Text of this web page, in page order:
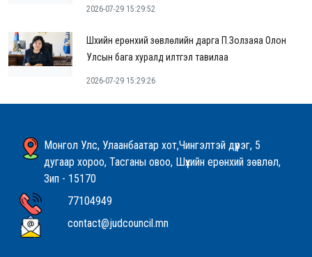
2026-07-29 15:29:52
Шүүхийн ерөнхий зөвлөлийн дарга П.Золзаяа Олон
Улсын бага хуралд илтгэл тавилаа
2026-07-29 15:29:26
Монгол Улс, Улаанбаатар хот,Чингэлтэй дүүрэг, 5
дугаар хороо, Тасганы овоо, Шүүхийн ерөнхий зөвлөл,
Зип - 15170
77104949
contact@judcouncil.mn